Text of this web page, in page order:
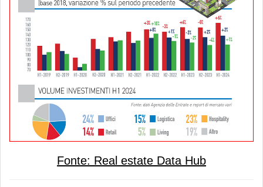
Fonte: Real estate Data Hub